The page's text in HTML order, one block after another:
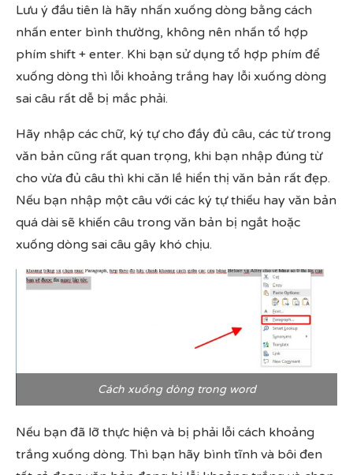
Lưu ý đầu tiên là hãy nhấn xuống dòng bằng cách
nhấn enter bình thường, không nên nhấn tổ hợp
phím shift + enter. Khi bạn sử dụng tổ hợp phím để
xuống dòng thì lỗi khoảng trắng hay lỗi xuống dòng
sai câu rất dễ bị mắc phải.
Hãy nhập các chữ, ký tự cho đầy đủ câu, các từ trong
văn bản cũng rất quan trọng, khi bạn nhập đúng từ
cho vừa đủ câu thì khi căn lề hiển thị văn bản rất đẹp.
Nếu bạn nhập một câu với các ký tự thiếu hay văn bản
quá dài sẽ khiến câu trong văn bản bị ngắt hoặc
xuống dòng sai câu gây khó chịu.
Cách xuống dòng trong word
Nếu bạn đã lỡ thực hiện và bị phải lỗi cách khoảng
trắng xuống dòng. Thì bạn hãy bình tĩnh và bôi đen